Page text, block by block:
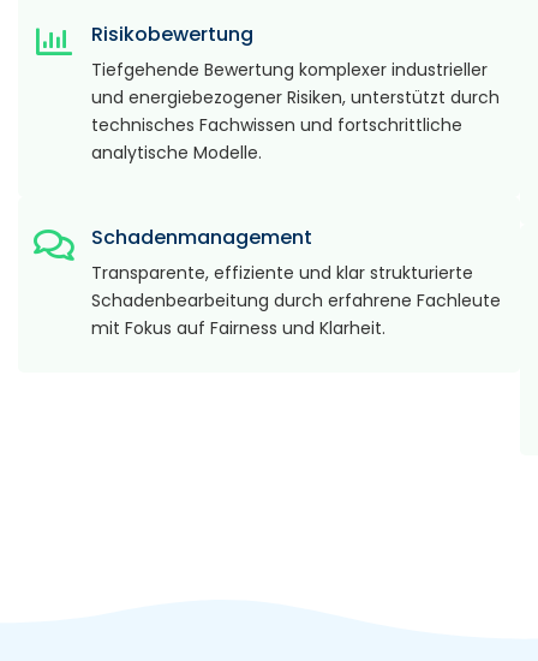
Risikobewertung
Tiefgehende Bewertung komplexer industrieller
und energiebezogener Risiken, unterstützt durch
technisches Fachwissen und fortschrittliche
analytische Modelle.
Schadenmanagement
Transparente, effiziente und klar strukturierte
Schadenbearbeitung durch erfahrene Fachleute
mit Fokus auf Fairness und Klarheit.